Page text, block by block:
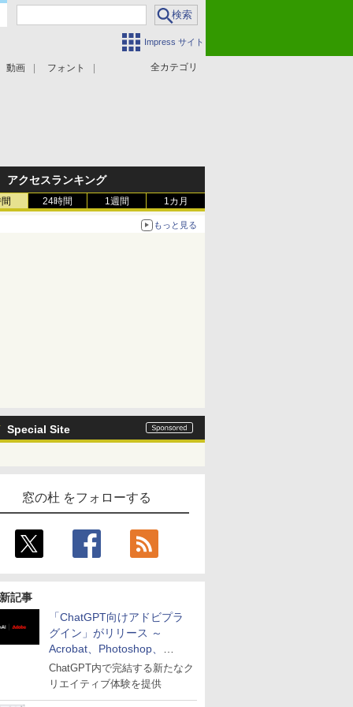
Impress サイト
全カテゴリ
動画 フォント
アクセスランキング
24時間 1週間 1カ月
もっと見る
Special Site
窓の杜 をフォローする
記事
「ChatGPT向けアドビプラ
グイン」がリリース ～
Acrobat、Photoshop、
Premiereなどの機能を1つの
プラグインに統合
ChatGPT内で完結する新たなク
リエイティブ体験を提供